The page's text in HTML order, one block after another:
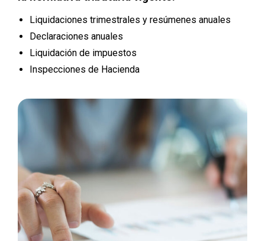
Liquidaciones trimestrales y resúmenes anuales
Declaraciones anuales
Liquidación de impuestos
Inspecciones de Hacienda